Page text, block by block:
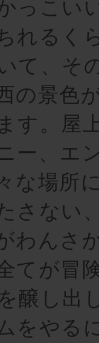
っこい
れるく
て、そ
の景色
す。屋
ー、エ
な場所
さない
わんさ
てが冒
醸し出
をやる